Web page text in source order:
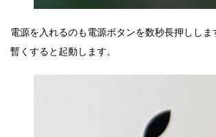
電源を入れるのも電源ボタンを数秒長押ししま
暫くすると起動します。